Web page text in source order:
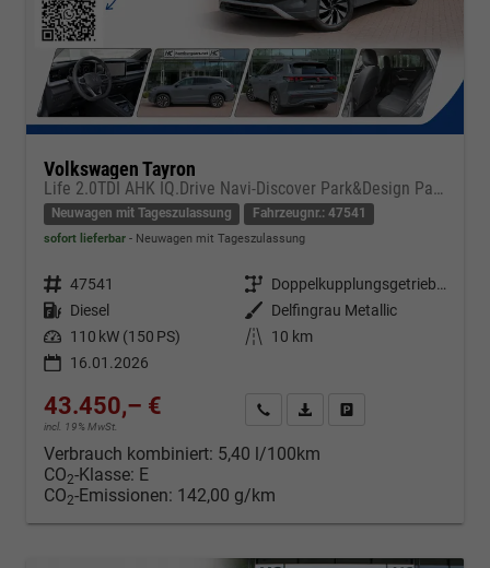
Volkswagen Tayron
Life 2.0TDI AHK IQ.Drive Navi-Discover Park&Design Paket
Neuwagen mit Tageszulassung Fahrzeugnr.: 47541
sofort lieferbar Neuwagen mit Tageszulassung
Fahrzeugnr. 47541 Getriebe
Doppelkupplungsgetriebe (DSG)
Kraftstoff Diesel Außenfarbe
Delfingrau Metallic
Leistung 110 kW (150 PS) Kilometerstand
10 km
16.01.2026
43.450,– €
incl. 19% MwSt.
Kontakt & Angebot anfordern
PDF-Datei, Fahrzeugexposé
Verbrauch kombiniert: 5,40 l/100km
CO2-Klasse: E
CO2-Emissionen: 142,00 g/km